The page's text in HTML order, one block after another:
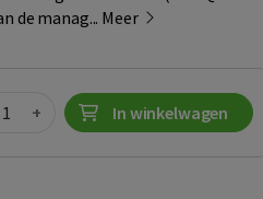
de manag... Meer
+ In winkelwagen